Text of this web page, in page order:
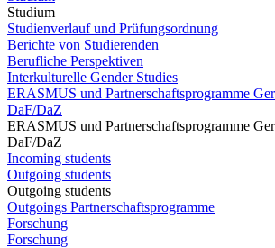
Studium
Studienverlauf und Prüfungsordnung
Berichte von Studierenden
Berufliche Perspektiven
Interkulturelle Gender Studies
ERASMUS und Partnerschaftsprogramme
DaF/DaZ
ERASMUS und Partnerschaftsprogramme
DaF/DaZ
Incoming students
Outgoing students
Outgoing students
Outgoings Partnerschaftsprogramme
Forschung
Forschung